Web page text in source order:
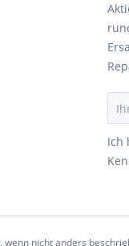
Ich
nicht anders